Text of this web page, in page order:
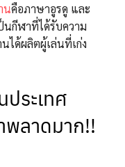
นคือภาษาอูรดู และ
นกีฬาที่ได้รับความ
ได้ผลิตผู้เล่นที่เก่ง
ระเทศ
พลาดมาก!!